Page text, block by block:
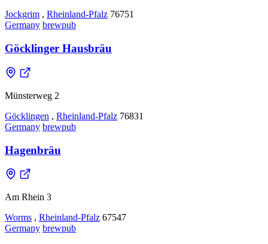
Jockgrim , Rheinland-Pfalz 76751
Germany brewpub
Göcklinger Hausbräu
Münsterweg 2
Göcklingen , Rheinland-Pfalz 76831
Germany brewpub
Hagenbräu
Am Rhein 3
Worms , Rheinland-Pfalz 67547
Germany brewpub